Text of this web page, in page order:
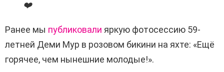
❤️
Ранее мы публиковали яркую фотосессию 59-
летней Деми Мур в розовом бикини на яхте: «Ещё
горячее, чем нынешние молодые!».